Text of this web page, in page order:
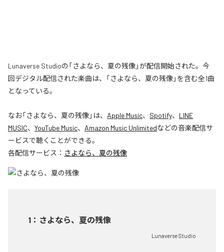
Lunaverse Studioの「さよなら、夏の残像」が配信開始された。今
回デジタル配信された楽曲は、「さよなら、夏の残像」を含む全1曲
となっている。
なお「さよなら、夏の残像」は、 Apple Music、 Spotify、 LINE
MUSIC、 YouTube Music、 Amazon Music Unlimitedなどの音楽配信サ
ービスで聴くことができる。
各配信サービス： さよなら、夏の残像
1 ： さよなら、夏の残像
Lunaverse Studio